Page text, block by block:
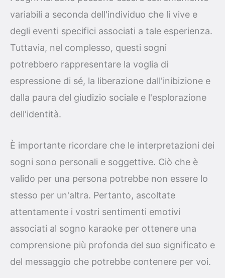
variabili a seconda dell'individuo che li vive e
degli eventi specifici associati a tale esperienza.
Tuttavia, nel complesso, questi sogni
potrebbero rappresentare la voglia di
espressione di sé, la liberazione dall'inibizione e
dalla paura del giudizio sociale e l'esplorazione
dell'identità.
È importante ricordare che le interpretazioni dei
sogni sono personali e soggettive. Ciò che è
valido per una persona potrebbe non essere lo
stesso per un'altra. Pertanto, ascoltate
attentamente i vostri sentimenti emotivi
associati al sogno karaoke per ottenere una
comprensione più profonda del suo significato e
del messaggio che potrebbe contenere per voi.